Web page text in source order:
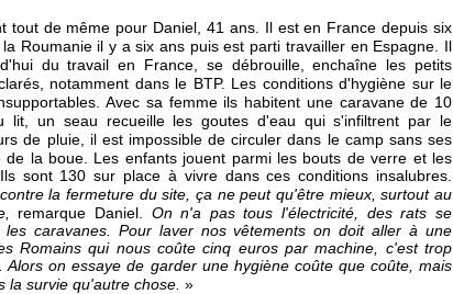
tout de même pour Daniel, 41 ans. Il est en France depuis six
Roumanie il y a six ans puis est parti travailler en Espagne. Il
du travail en France, se débrouille, enchaîne les petits
notamment dans le BTP. Les conditions d'hygiène sur le
Avec sa femme ils habitent une caravane de 10
lit, un seau recueille les goutes d'eau qui s'infiltrent par le
de pluie, il est impossible de circuler dans le camp sans ses
de la boue.
Les enfants jouent parmi les bouts de verre et les
sont 130 sur place à vivre dans ces conditions insalubres.
la fermeture du site, ça ne peut qu'être mieux, surtout au
remarque Daniel. On n'a pas tous l'électricité, des rats se
les caravanes. Pour laver nos vêtements on doit aller à une
Romains qui nous coûte cinq euros par machine, c'est trop
Alors on essaye de garder une hygiène coûte que coûte, mais
la survie qu'autre chose. »